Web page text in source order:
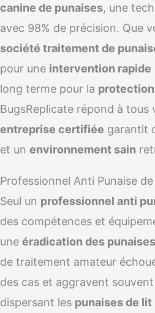
canine de punaises, une
avec 98% de précision. Que
société traitement de
pour une intervention rapide
long terme pour la
BugsReplicate répond à tous
entreprise certifiée garantit
et un environnement sain
Professionnel Anti Punaise
Seul un professionnel anti
des compétences et
une éradication des punaises
de traitement amateur
des cas et aggravent souvent
dispersant les punaises de lit